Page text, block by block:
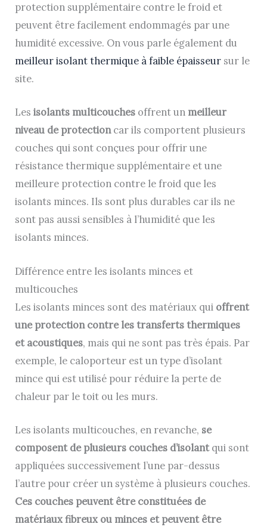
protection supplémentaire contre le froid et
peuvent être facilement endommagés par une
humidité excessive. On vous parle également du
meilleur isolant thermique à faible épaisseur sur le
site.
Les isolants multicouches offrent un meilleur
niveau de protectioncar ils comportent plusieurs
couches qui sont conçues pour offrir une
résistance thermique supplémentaire et une
meilleure protection contre le froid que les
isolants minces. Ils sont plus durables car ils ne
sont pas aussi sensibles à l’humidité que les
isolants minces.
Différence entre les isolants minces et
multicouches
Les isolants minces sont des matériaux qui offrent
une protection contre les transferts thermiques
et acoustiques, mais qui ne sont pas très épais. Par
exemple, le caloporteur est un type d’isolant
mince qui est utilisé pour réduire la perte de
chaleur par le toit ou les murs.
Les isolants multicouches, en revanche, se
composent de plusieurs couches d’isolantqui sont
appliquées successivement l’une par-dessus
l’autre pour créer un système à plusieurs couches.
Ces couches peuvent être constituées de
matériaux fibreux ou minces et peuvent être